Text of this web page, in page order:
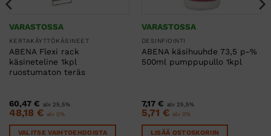
VARASTOSSA
KERTAKÄYTTÖKÄSINEET
ABENA Flexi rack
käsineteline 1kpl
ruostumaton teräs
60,47 € alv 25,5%
48,18 € alv 0%
VALITSE VAIHTOEHDOISTA
VARASTOSSA
DESINFIOINTI
ABENA käsihuuhde 73,5 p-%
500ml pumppupullo 1kpl
7,17 € alv 25,5%
5,71 € alv 0%
LISÄÄ OSTOSKORIIN